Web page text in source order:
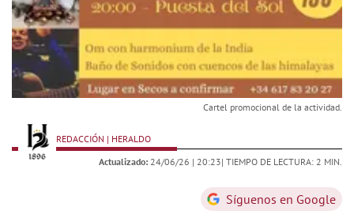
Cartel promocional de la actividad.
REDACCIÓN | HERALDO
Actualizado: 24/06/26 | 20:23| TIEMPO DE LECTURA: 2 MIN.
Síguenos en Google